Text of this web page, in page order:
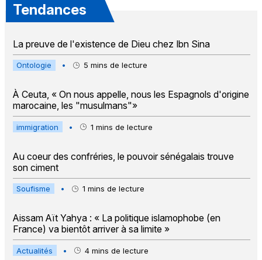
Tendances
La preuve de l'existence de Dieu chez Ibn Sina
Ontologie • 5 mins de lecture
À Ceuta, « On nous appelle, nous les Espagnols d'origine
marocaine, les "musulmans"»
immigration • 1 mins de lecture
Au coeur des confréries, le pouvoir sénégalais trouve
son ciment
Soufisme • 1 mins de lecture
Aissam Aït Yahya : « La politique islamophobe (en
France) va bientôt arriver à sa limite »
Actualités • 4 mins de lecture